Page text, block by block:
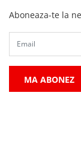
Aboneaza-te la
MA ABONEZ